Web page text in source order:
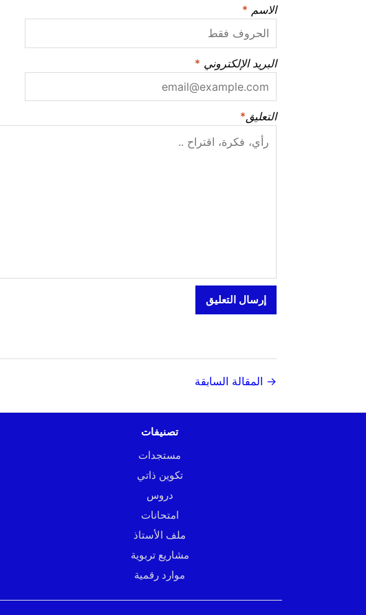
الاسم *
البريد الإلكتروني *
التعليق*
→ المقالة السابقة
تصنيفات
مستجدات
تكوين ذاتي
دروس
امتحانات
ملف الأستاذ
مشاريع تربوية
موارد رقمية